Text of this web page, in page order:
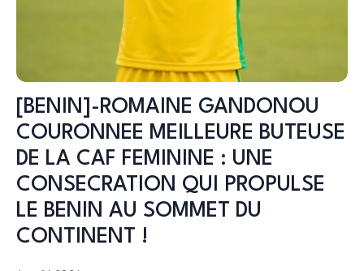
[BENIN]-ROMAINE GANDONOU
COURONNEE MEILLEURE BUTEUSE
DE LA CAF FEMININE : UNE
CONSECRATION QUI PROPULSE
LE BENIN AU SOMMET DU
CONTINENT !